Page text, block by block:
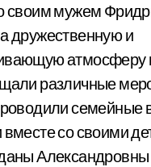
своим мужем
дружественную и
атмосферу
различные
семейные
со своими